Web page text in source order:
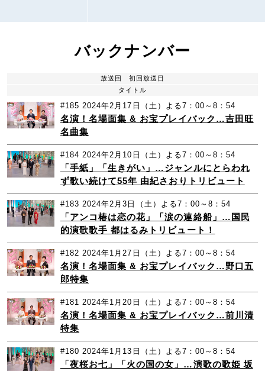
バックナンバー
放送回
初回放送日
タイトル
#185 2024年2月17日（土）よる7：00～8：54
名演！名場面集 & お宝プレイバック…吉田旺
名曲集
#184 2024年2月10日（土）よる7：00～8：54
「手紙」「生きがい」…ジャンルにとらわれ
ず歌い続けて55年 由紀さおりトリビュート
#183 2024年2月3日（土）よる7：00～8：54
「アンコ椿は恋の花」「涙の連絡船」…国民
的演歌歌手 都はるみトリビュート！
#182 2024年1月27日（土）よる7：00～8：54
名演！名場面集 & お宝プレイバック…野口五
郎特集
#181 2024年1月20日（土）よる7：00～8：54
名演！名場面集 & お宝プレイバック…前川清
特集
#180 2024年1月13日（土）よる7：00～8：54
「夜桜お七」「火の国の女」…演歌の歌姫 坂